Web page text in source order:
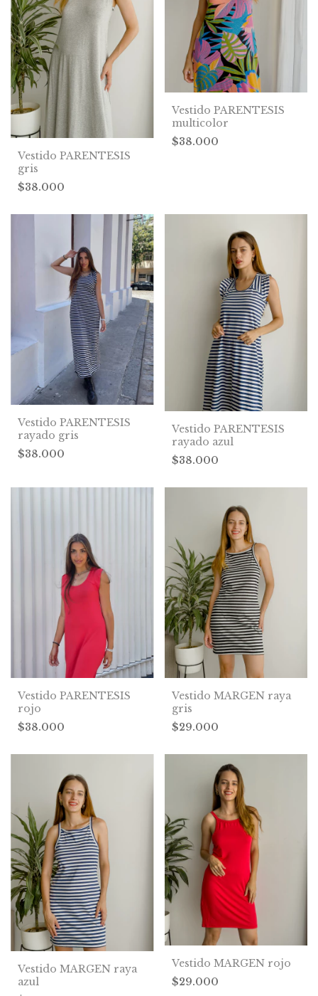
Vestido PARENTESIS
gris
$38.000
Vestido PARENTESIS
multicolor
$38.000
Vestido PARENTESIS
rayado gris
$38.000
Vestido PARENTESIS
rayado azul
$38.000
Vestido PARENTESIS
rojo
$38.000
Vestido MARGEN raya
gris
$29.000
Vestido MARGEN raya
azul
Vestido MARGEN rojo
$29.000